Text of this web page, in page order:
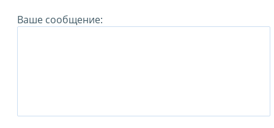
Ваше сообщение: